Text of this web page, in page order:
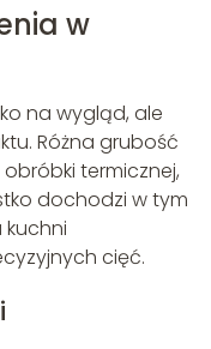
w
na wygląd, ale
Różna grubość
termicznej,
dochodzi w tym
kuchni
cięć.